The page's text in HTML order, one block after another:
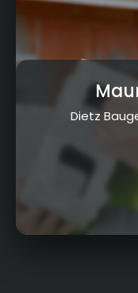
Dietz